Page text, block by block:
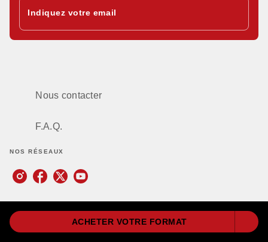
ACHETER VOTRE FORMAT
Indiquez votre email
Nous contacter
F.A.Q.
NOS RÉSEAUX
Littérature
Policiers / Thrillers